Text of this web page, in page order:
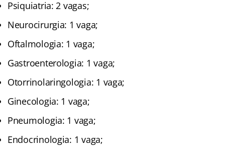
Psiquiatria: 2 vagas;
Neurocirurgia: 1 vaga;
Oftalmologia: 1 vaga;
Gastroenterologia: 1 vaga;
Otorrinolaringologia: 1 vaga;
Ginecologia: 1 vaga;
Pneumologia: 1 vaga;
Endocrinologia: 1 vaga;